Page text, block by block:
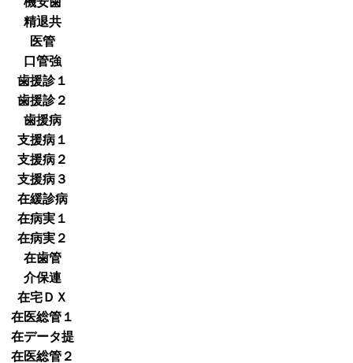
精退共
医管
口管強
歯援診１
歯援診２
歯援病
支援病１
支援病２
支援病３
在緩診病
在病実１
在病実２
在歯管
介保連
在宅ＤＸ
在医総管１
在データ提
在医総管２